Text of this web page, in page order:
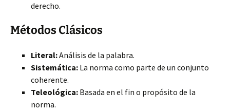
derecho.
Métodos Clásicos
Literal:Análisis de la palabra.
Sistemática: La norma como parte de un conjunto
coherente.
Teleológica: Basada en el fin o propósito de la
norma.